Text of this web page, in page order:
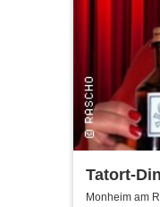
Tatort-
für Mord
Monheim am